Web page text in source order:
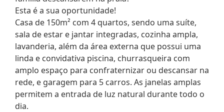
Esta é a sua oportunidade!
Casa de 150m² com 4 quartos, sendo uma suíte,
sala de estar e jantar integradas, cozinha ampla,
lavanderia, além da área externa que possui uma
linda e convidativa piscina, churrasqueira com
amplo espaço para confraternizar ou descansar na
rede, e garagem para 5 carros. As janelas amplas
permitem a entrada de luz natural durante todo o
dia.